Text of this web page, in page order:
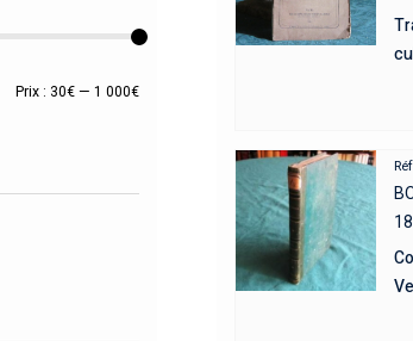
Prix
Prix
Prix : 30€ — 1 000€